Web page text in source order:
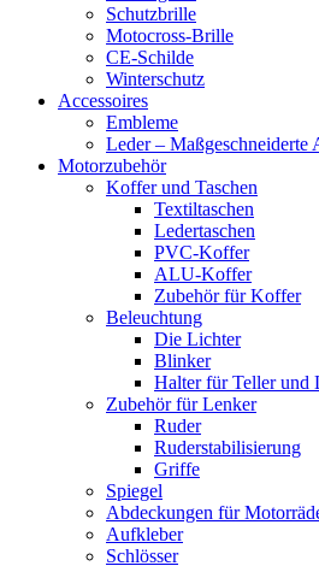
Schutzbrille
Motocross-Brille
CE-Schilde
Winterschutz
Accessoires
Embleme
Leder – Maßgeschneiderte
Motorzubehör
Koffer und Taschen
Textiltaschen
Ledertaschen
PVC-Koffer
ALU-Koffer
Zubehör für Koffer
Beleuchtung
Die Lichter
Blinker
Halter für Teller und
Zubehör für Lenker
Ruder
Ruderstabilisierung
Griffe
Spiegel
Abdeckungen für
Aufkleber
Schlösser